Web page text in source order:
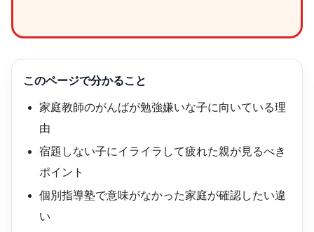
このページで分かること
家庭教師のがんばが勉強嫌いな子に向いている理
由
宿題しない子にイライラして疲れた親が見るべき
ポイント
個別指導塾で意味がなかった家庭が確認したい違
い